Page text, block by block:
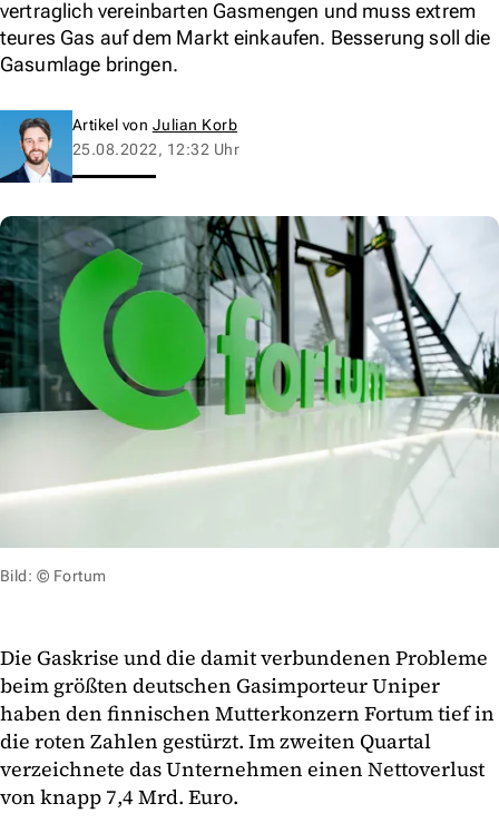
vertraglich vereinbarten Gasmengen und muss extrem
teures Gas auf dem Markt einkaufen. Besserung soll die
Gasumlage bringen.
Artikel von Julian Korb
25.08.2022, 12:32 Uhr
Bild: © Fortum
Die Gaskrise und die damit verbundenen Probleme
beim größten deutschen Gasimporteur Uniper
haben den finnischen Mutterkonzern Fortum tief in
die roten Zahlen gestürzt. Im zweiten Quartal
verzeichnete das Unternehmen einen Nettoverlust
von knapp 7,4 Mrd. Euro.